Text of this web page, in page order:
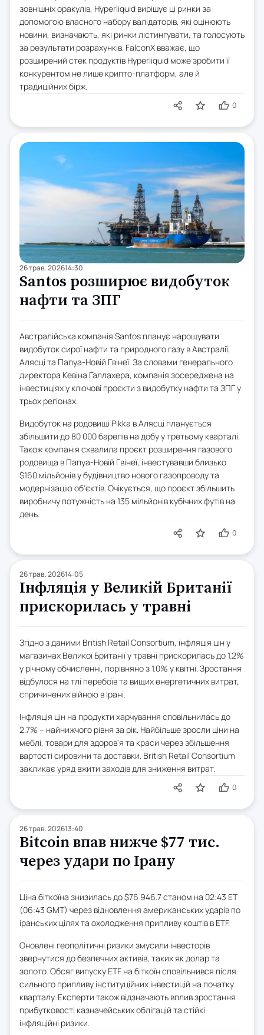
зовнішніх оракулів, Hyperliquid вирішує ці ринки за
допомогою власного набору валідаторів, які оцінюють
новини, визначають, які ринки лістингувати, та голосують
за результати розрахунків. FalconX вважає, що
розширений стек продуктів Hyperliquid може зробити її
конкурентом не лише крипто-платформ, але й
традиційних бірж.
0
26 трав. 202614:30
Santos розширює видобуток
нафти та ЗПГ
Австралійська компанія Santos планує нарощувати
видобуток сирої нафти та природного газу в Австралії,
Алясці та Папуа-Новій Гвінеї. За словами генерального
директора Кевіна Ґаллахера, компанія зосереджена на
інвестиціях у ключові проєкти з видобутку нафти та ЗПГ у
трьох регіонах.
Видобуток на родовищі Pikka в Алясці планується
збільшити до 80 000 барелів на добу у третьому кварталі.
Також компанія схвалила проєкт розширення газового
родовища в Папуа-Новій Гвінеї, інвестувавши близько
$160 мільйонів у будівництво нового газопроводу та
модернізацію об'єктів. Очікується, що проєкт збільшить
виробничу потужність на 135 мільйонів кубічних футів на
день.
0
26 трав. 202614:05
Інфляція у Великій Британії
прискорилась у травні
Згідно з даними British Retail Consortium, інфляція цін у
магазинах Великої Британії у травні прискорилась до 1.2%
у річному обчисленні, порівняно з 1.0% у квітні. Зростання
відбулося на тлі перебоїв та вищих енергетичних витрат,
спричинених війною в Ірані.
Інфляція цін на продукти харчування сповільнилась до
2.7% – найнижчого рівня за рік. Найбільше зросли ціни на
меблі, товари для здоров'я та краси через збільшення
вартості сировини та доставки. British Retail Consortium
закликає уряд вжити заходів для зниження витрат.
0
26 трав. 202613:40
Bitcoin впав нижче $77 тис.
через удари по Ірану
Ціна біткоїна знизилась до $76 946.7 станом на 02:43 ET
(06:43 GMT) через відновлення американських ударів по
іранських цілях та охолодження припливу коштів в ETF.
Оновлені геополітичні ризики змусили інвесторів
звернутися до безпечних активів, таких як долар та
золото. Обсяг випуску ETF на біткоїн сповільнився після
сильного припливу інституційних інвестицій на початку
кварталу. Експерти також відзначають вплив зростання
прибутковості казначейських облігацій та стійкі
інфляційні ризики.